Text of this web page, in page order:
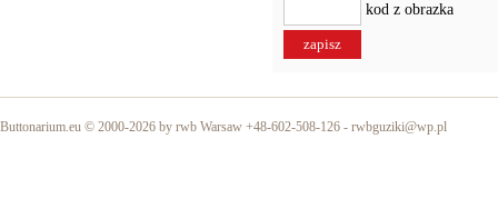
kod z obrazka
Buttonarium.eu © 2000-2026 by rwb Warsaw +48-602-508-126 - rwbguziki@wp.pl